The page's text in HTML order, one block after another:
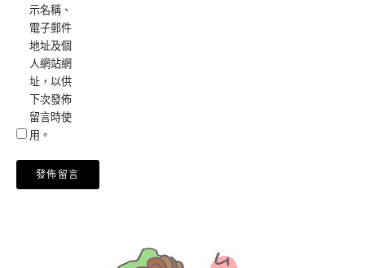
示名稱、
電子郵件
地址及個
人網站網
址，以供
下次發佈
留言時使
用。